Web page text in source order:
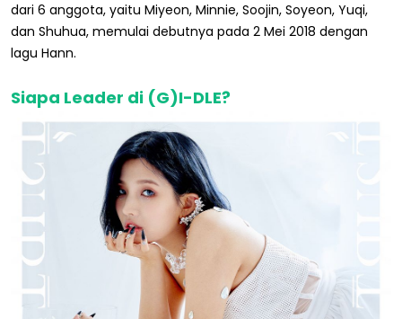
dari 6 anggota, yaitu Miyeon, Minnie, Soojin, Soyeon, Yuqi,
dan Shuhua, memulai debutnya pada 2 Mei 2018 dengan
lagu Hann.
Siapa Leader di (G)I-DLE?